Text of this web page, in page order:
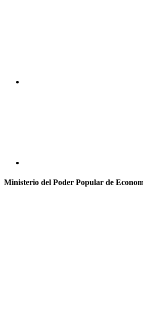
Ministerio del Poder Popular de